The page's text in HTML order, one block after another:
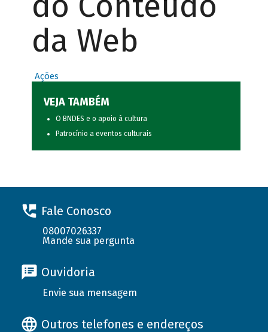
da Web
Ações
VEJA TAMBÉM
O BNDES e o apoio à cultura
Patrocínio a eventos culturais
Fale Conosco
08007026337
Mande sua pergunta
Ouvidoria
Envie sua mensagem
Outros telefones e endereços